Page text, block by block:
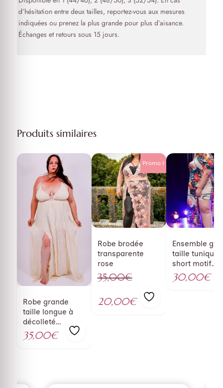
d’hésitation entre deux tailles, reportez-vous aux mesures
indiquées ou prenez la plus grande pour plus d’aisance.
Échanges et retours sous 15 jours.
Produits similaires
Robe grande
taille longue à
décolleté
plongeant beige
35,00€
de
Robe brodée
transparente
rose
35,00€
prix
20,00€
Promo !
Ensemble
taille tunique
short motif
japonais
30,00€